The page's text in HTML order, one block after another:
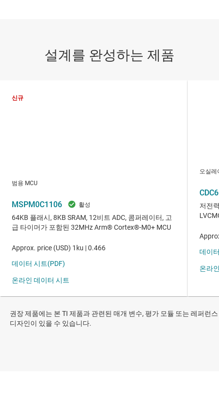
권장 제품에는 본 TI 제품과 관련된 매개 변수, 평가 모듈 또는 레퍼런스
디자인이 있을 수 있습니다.